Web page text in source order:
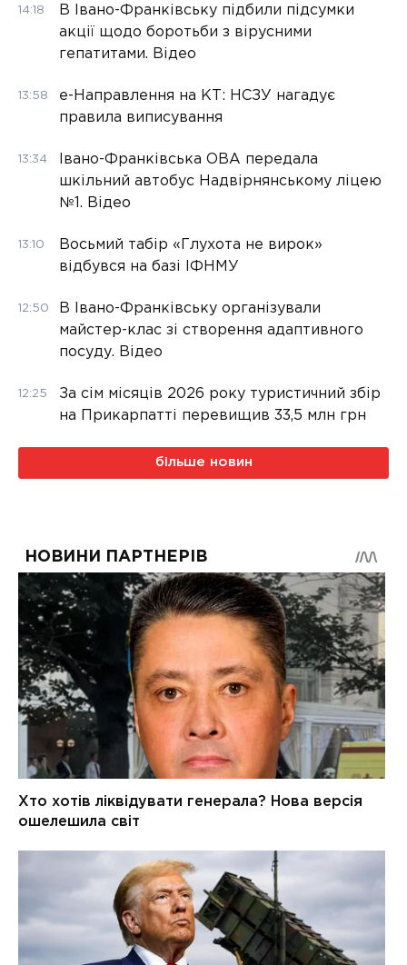
14:18
В Івано-Франківську підбили підсумки
акції щодо боротьби з вірусними
гепатитами. Відео
13:58
е-Направлення на КТ: НСЗУ нагадує
правила виписування
13:34
Івано-Франківська ОВА передала
шкільний автобус Надвірнянському ліцею
№1. Відео
13:10
Восьмий табір «Глухота не вирок»
відбувся на базі ІФНМУ
12:50
В Івано-Франківську організували
майстер-клас зі створення адаптивного
посуду. Відео
12:25
За сім місяців 2026 року туристичний збір
на Прикарпатті перевищив 33,5 млн грн
більше новин